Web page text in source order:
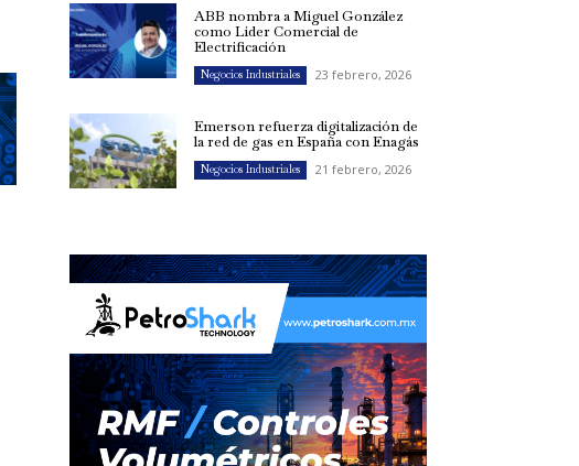
ABB nombra a Miguel González
como Líder Comercial de
Electrificación
Negocios Industriales 23 febrero, 2026
Emerson refuerza digitalización de
la red de gas en España con Enagás
Negocios Industriales 21 febrero, 2026